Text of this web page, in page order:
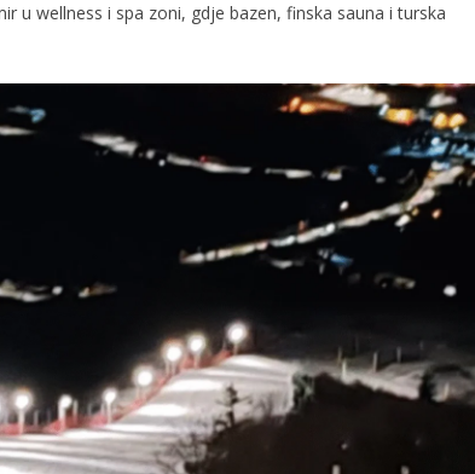
u wellness i spa zoni, gdje bazen, finska sauna i turska